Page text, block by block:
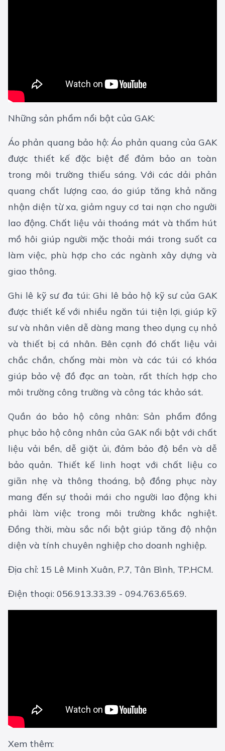
Những sản phẩm nổi bật của GAK:
Áo phản quang bảo hộ: Áo phản quang của GAK
được thiết kế đặc biệt để đảm bảo an toàn
trong môi trường thiếu sáng. Với các dải phản
quang chất lượng cao, áo giúp tăng khả năng
nhận diện từ xa, giảm nguy cơ tai nạn cho người
lao động. Chất liệu vải thoáng mát và thấm hút
mồ hôi giúp người mặc thoải mái trong suốt ca
làm việc, phù hợp cho các ngành xây dựng và
giao thông.
Ghi lê kỹ sư đa túi: Ghi lê bảo hộ kỹ sư của GAK
được thiết kế với nhiều ngăn túi tiện lợi, giúp kỹ
sư và nhân viên dễ dàng mang theo dụng cụ nhỏ
và thiết bị cá nhân. Bên cạnh đó chất liệu vải
chắc chắn, chống mài mòn và các túi có khóa
giúp bảo vệ đồ đạc an toàn, rất thích hợp cho
môi trường công trường và công tác khảo sát.
Quần áo bảo hộ công nhân: Sản phẩm đồng
phục bảo hộ công nhân của GAK nổi bật với chất
liệu vải bền, dễ giặt ủi, đảm bảo độ bền và dễ
bảo quản. Thiết kế linh hoạt với chất liệu co
giãn nhẹ và thông thoáng, bộ đồng phục này
mang đến sự thoải mái cho người lao động khi
phải làm việc trong môi trường khắc nghiệt.
Đồng thời, màu sắc nổi bật giúp tăng độ nhận
diện và tính chuyên nghiệp cho doanh nghiệp.
Địa chỉ: 15 Lê Minh Xuân, P.7, Tân Bình, TP.HCM.
Điện thoại: 056.913.33.39 - 094.763.65.69.
Xem thêm: